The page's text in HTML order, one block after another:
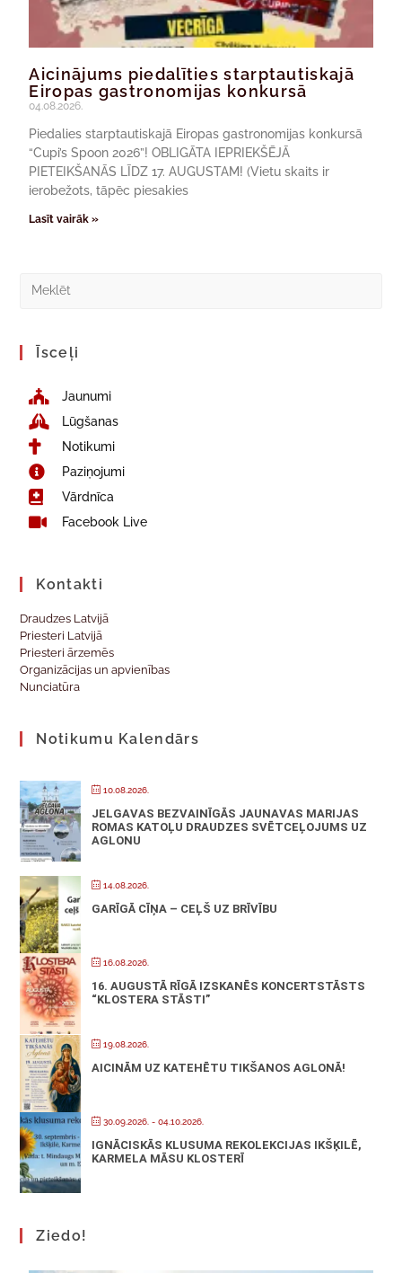
Aicinājums piedalīties starptautiskajā
Eiropas gastronomijas konkursā
04.08.2026.
Piedalies starptautiskajā Eiropas gastronomijas konkursā
“Cupi’s Spoon 2026”! OBLIGĀTA IEPRIEKŠĒJĀ
PIETEIKŠANĀS LĪDZ 17. AUGUSTAM! (Vietu skaits ir
ierobežots, tāpēc piesakies
Lasīt vairāk »
Īsceļi
Jaunumi
Lūgšanas
Notikumi
Paziņojumi
Vārdnīca
Facebook Live
Kontakti
Draudzes Latvijā
Priesteri Latvijā
Priesteri ārzemēs
Organizācijas un apvienības
Nunciatūra
Notikumu Kalendārs
10.08.2026.
JELGAVAS BEZVAINĪGĀS JAUNAVAS MARIJAS
ROMAS KATOĻU DRAUDZES SVĒTCEĻOJUMS UZ
AGLONU
14.08.2026.
GARĪGĀ CĪŅA – CEĻŠ UZ BRĪVĪBU
16.08.2026.
16. AUGUSTĀ RĪGĀ IZSKANĒS KONCERTSTĀSTS
“KLOSTERA STĀSTI”
19.08.2026.
AICINĀM UZ KATEHĒTU TIKŠANOS AGLONĀ!
30.09.2026. - 04.10.2026.
IGNĀCISKĀS KLUSUMA REKOLEKCIJAS IKŠĶILĒ,
KARMELA MĀSU KLOSTERĪ
Ziedo!